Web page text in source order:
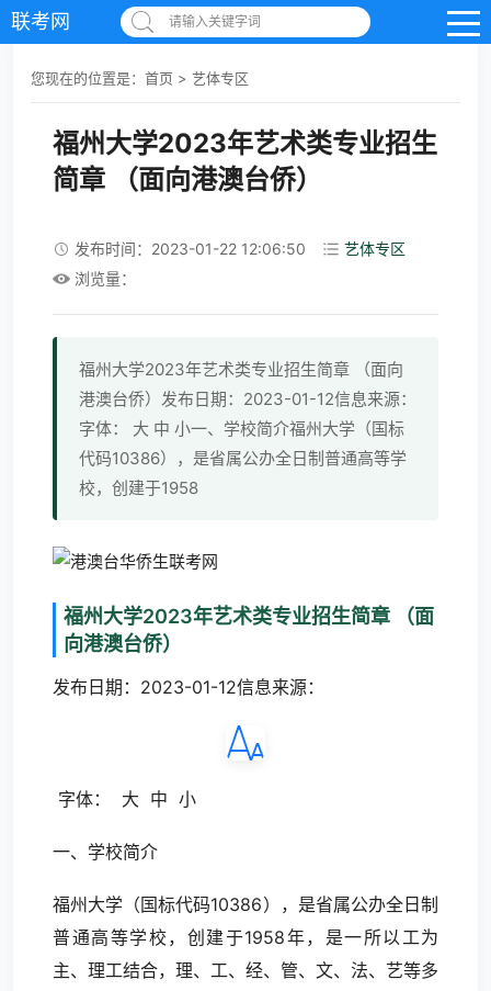
联考网 请输入关键字词
您现在的位置是： 首页 > 艺体专区
福州大学2023年艺术类专业招生
简章 （面向港澳台侨）
发布时间：2023-01-22 12:06:50
艺体专区
浏览量：
福州大学2023年艺术类专业招生简章 （面向
港澳台侨）发布日期：2023-01-12信息来源：
字体： 大 中 小一、学校简介福州大学（国标
代码10386），是省属公办全日制普通高等学
校，创建于1958
福州大学2023年艺术类专业招生简章 （面
向港澳台侨）
发布日期：2023-01-12信息来源：
字体： 大 中 小
一、学校简介
福州大学（国标代码10386），是省属公办全日制
普通高等学校，创建于1958年，是一所以工为
主、理工结合，理、工、经、管、文、法、艺等多